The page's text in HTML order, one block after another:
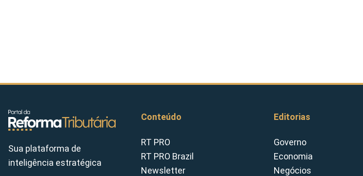
Sua plataforma de
inteligência estratégica
Conteúdo
RT PRO
RT PRO Brazil
Newsletter
Editorias
Governo
Economia
Negócios